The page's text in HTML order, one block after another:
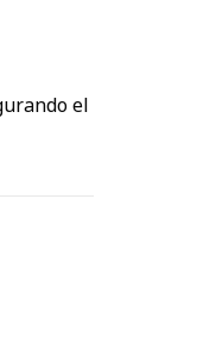
el